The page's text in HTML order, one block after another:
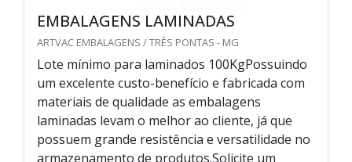
EMBALAGENS LAMINADAS
ARTVAC EMBALAGENS / TRÊS PONTAS - MG
Lote mínimo para laminados 100KgPossuindo
um excelente custo-benefício e fabricada com
materiais de qualidade as embalagens
laminadas levam o melhor ao cliente, já que
possuem grande resistência e versatilidade no
armazenamento de produtos.Solicite um